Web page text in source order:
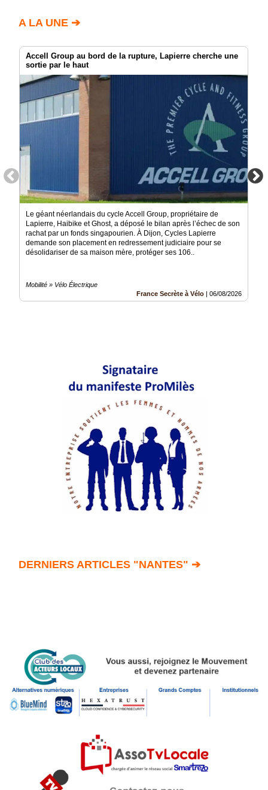
A LA UNE ➔
Accell Group au bord de la rupture, Lapierre cherche une
sortie par le haut
Le géant néerlandais du cycle Accell Group, propriétaire de
Lapierre, Haibike et Ghost, a déposé le bilan après l’échec de son
rachat par un fonds singapourien. À Dijon, Cycles Lapierre
demande son placement en redressement judiciaire pour se
désolidariser de sa maison mère, protéger ses 106..
Mobilité » Vélo Électrique
France Secrète à Vélo | 06/08/2026
DERNIERS ARTICLES "NANTES" ➔